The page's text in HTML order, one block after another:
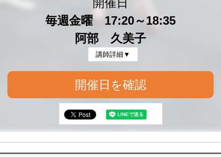
開催日
毎週金曜 17:20～18:35
阿部 久美子
講師詳細▼
開催日を確認